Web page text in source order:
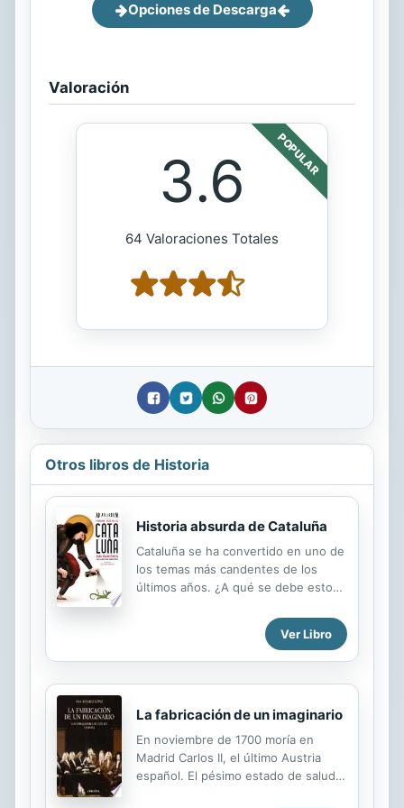
Opciones de Descarga
Valoración
POPULAR
3.6
64 Valoraciones Totales
Otros libros de Historia
Historia absurda de Cataluña
Cataluña se ha convertido en uno de
los temas más candentes de los
últimos años. ¿A qué se debe esto?
con castellers? ¿Han declarado la
guerra a Corea del Norte? ¿O ha
ocurrido alguna otra cosa? En este
historia de Cataluña, desde que
Carlomagno pisó Hispania hasta que
camino, intentan averiguar cómo el
«procés» ha llegado a la situación en
Ver Libro
La fabricación de un imaginario
En noviembre de 1700 moría en
Madrid Carlos II, el último Austria
español. El pésimo estado de salud